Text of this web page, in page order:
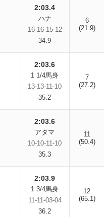
2:03.4
ハナ
16-16-15-12
34.9
6
(21.9)
2:03.6
1 1/4馬身
13-13-11-10
35.2
7
(27.2)
2:03.6
アタマ
10-10-11-10
35.3
11
(50.4)
2:03.9
1 3/4馬身
11-11-03-04
36.2
12
(65.1)